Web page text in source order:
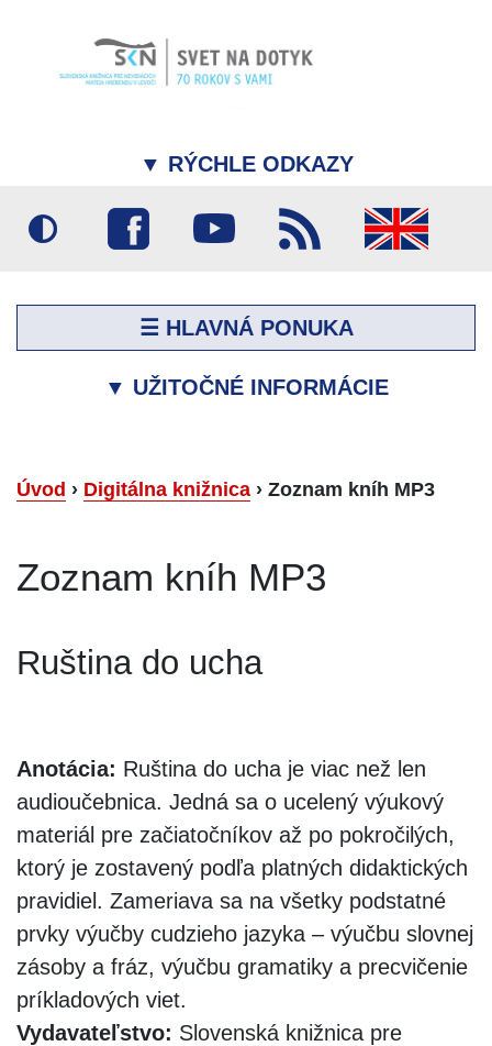
▼ RÝCHLE ODKAZY
☰ HLAVNÁ PONUKA
▼ UŽITOČNÉ INFORMÁCIE
Úvod › Digitálna knižnica › Zoznam kníh MP3
Zoznam kníh MP3
Ruština do ucha
Anotácia: Ruština do ucha je viac než len
audioučebnica. Jedná sa o ucelený výukový
materiál pre začiatočníkov až po pokročilých,
ktorý je zostavený podľa platných didaktických
pravidiel. Zameriava sa na všetky podstatné
prvky výučby cudzieho jazyka – výučbu slovnej
zásoby a fráz, výučbu gramatiky a precvičenie
príkladových viet.
Vydavateľstvo: Slovenská knižnica pre